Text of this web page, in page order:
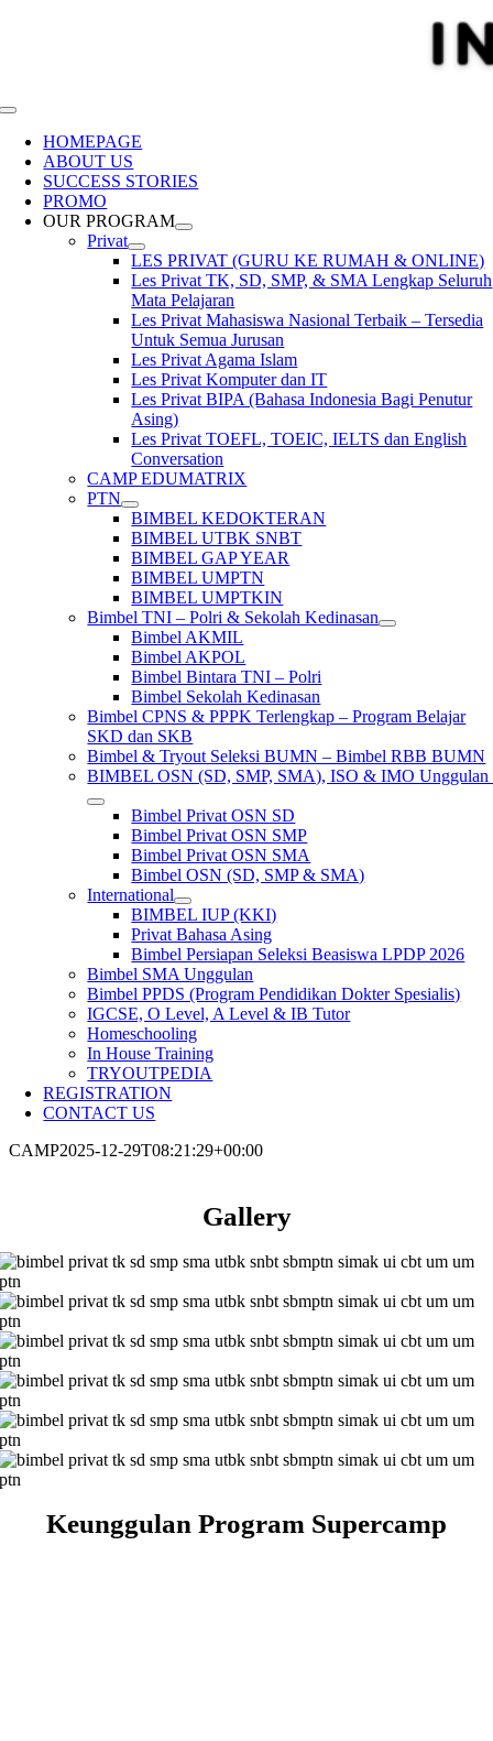
Toggle
NavigationHOMEPAGE
ABOUT US
SUCCESS STORIES
PROMO
OUR PROGRAM
Privat
LES PRIVAT (GURU KE RUMAH & ONLINE)
Les Privat TK, SD, SMP, & SMA Lengkap Seluruh
Mata Pelajaran
Les Privat Mahasiswa Nasional Terbaik – Tersedia
Untuk Semua Jurusan
Les Privat Agama Islam
Les Privat Komputer dan IT
Les Privat BIPA (Bahasa Indonesia Bagi Penutur
Asing)
Les Privat TOEFL, TOEIC, IELTS dan English
Conversation
CAMP EDUMATRIX
PTN
BIMBEL KEDOKTERAN
BIMBEL UTBK SNBT
BIMBEL GAP YEAR
BIMBEL UMPTN
BIMBEL UMPTKIN
Bimbel TNI – Polri & Sekolah Kedinasan
Bimbel AKMIL
Bimbel AKPOL
Bimbel Bintara TNI – Polri
Bimbel Sekolah Kedinasan
Bimbel CPNS & PPPK Terlengkap – Program Belajar
SKD dan SKB
Bimbel & Tryout Seleksi BUMN – Bimbel RBB BUMN
BIMBEL OSN (SD, SMP, SMA), ISO & IMO Unggulan
Bimbel Privat OSN SD
Bimbel Privat OSN SMP
Bimbel Privat OSN SMA
Bimbel OSN (SD, SMP & SMA)
International
BIMBEL IUP (KKI)
Privat Bahasa Asing
Bimbel Persiapan Seleksi Beasiswa LPDP 2026
Bimbel SMA Unggulan
Bimbel PPDS (Program Pendidikan Dokter Spesialis)
IGCSE, O Level, A Level & IB Tutor
Homeschooling
In House Training
TRYOUTPEDIA
REGISTRATION
CONTACT US
CAMP2025-12-29T08:21:29+00:00
Gallery
Keunggulan Program Supercamp